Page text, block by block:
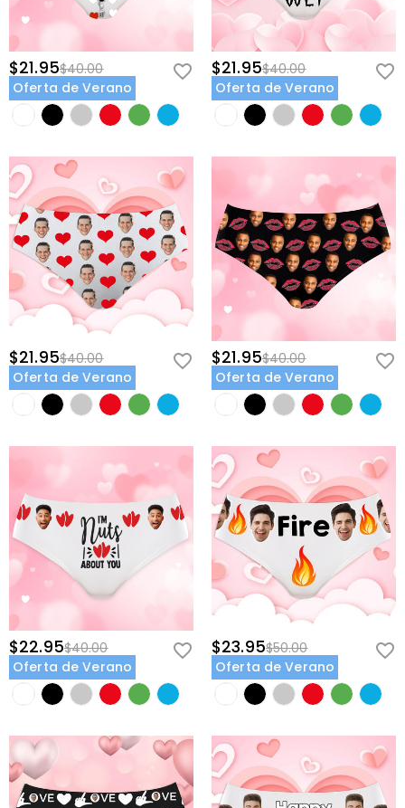
$21.95$40.00
Oferta de Verano
$21.95$40.00
Oferta de Verano
$21.95$40.00
Oferta de Verano
$21.95$40.00
Oferta de Verano
$22.95$40.00
Oferta de Verano
$23.95$50.00
Oferta de Verano